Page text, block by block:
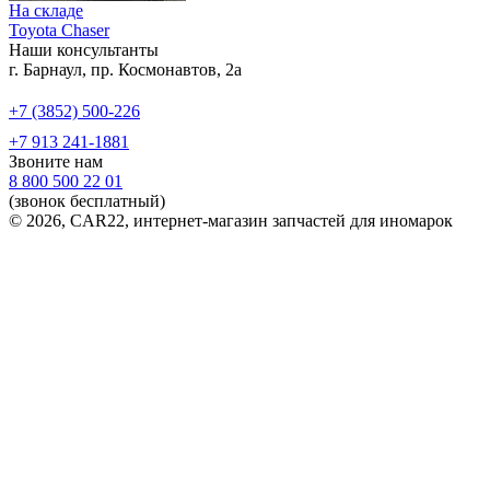
На складе
Toyota Chaser
Наши консультанты
г. Барнаул, пр. Космонавтов, 2а
+7 (3852) 500-226
+7 913 241-1881
Звоните нам
8 800 500 22 01
(звонок бесплатный)
© 2026, CAR22, интернет-магазин запчастей для иномарок